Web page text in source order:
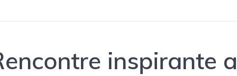
inspirante